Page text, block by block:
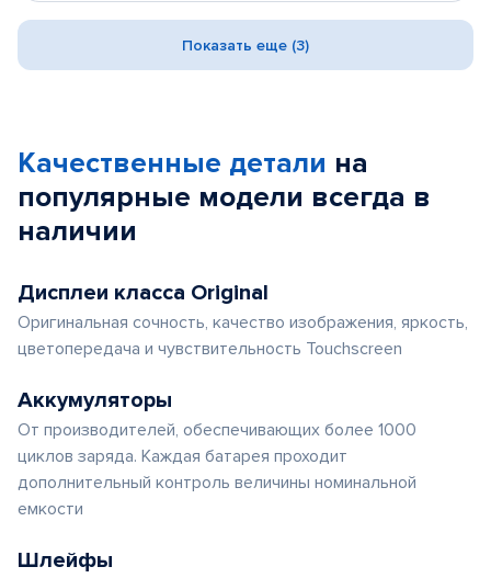
Показать еще (3)
Качественные детали на
популярные модели всегда в
наличии
Дисплеи класса Original
Оригинальная сочность, качество изображения, яркость,
цветопередача и чувствительность Touchscreen
Аккумуляторы
От производителей, обеспечивающих более 1000
циклов заряда. Каждая батарея проходит
дополнительный контроль величины номинальной
емкости
Шлейфы